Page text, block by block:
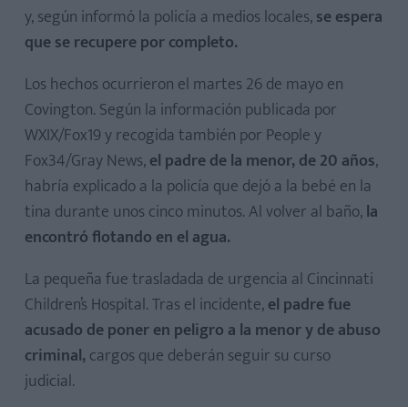
y, según informó la policía a medios locales,se espera
que se recupere por completo.
Los hechos ocurrieron el martes 26 de mayo en
Covington. Según la información publicada por
WXIX/Fox19 y recogida también por People y
Fox34/Gray News,el padre de la menor, de 20 años,
habría explicado a la policía que dejó a la bebé en la
tina durante unos cinco minutos. Al volver al baño,la
encontró flotando en el agua.
La pequeña fue trasladada de urgencia al Cincinnati
Children’s Hospital. Tras el incidente,el padre fue
acusado de poner en peligro a la menor y de abuso
criminal,cargos que deberán seguir su curso
judicial.